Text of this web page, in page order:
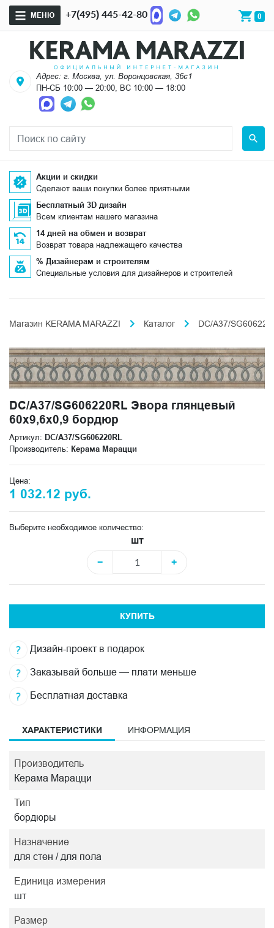
МЕНЮ +7(495) 445-42-80 0
Адрес: г. Москва, ул. Воронцовская, 36с1
ПН-СБ 10:00 — 20:00, ВС 10:00 — 18:00
Акции и скидки
Сделают ваши покупки более приятными
Бесплатный 3D дизайн
Всем клиентам нашего магазина
14 дней на обмен и возврат
Возврат товара надлежащего качества
% Дизайнерам и строителям
Специальные условия для дизайнеров и строителей
Магазин KERAMA MARAZZI Каталог DC/A37/
DC/A37/SG606220RL Эвора глянцевый
60x9,6x0,9 бордюр
Артикул: DC/A37/SG606220RL
Производитель: Керама Марацци
Цена:
1 032.12 руб.
Выберите необходимое количество:
шт
−
+
КУПИТЬ
Дизайн-проект в подарок
Заказывай больше — плати меньше
Бесплатная доставка
ХАРАКТЕРИСТИКИ ИНФОРМАЦИЯ
Производитель
Керама Марацци
Тип
бордюры
Назначение
для стен / для пола
Единица измерения
шт
Размер